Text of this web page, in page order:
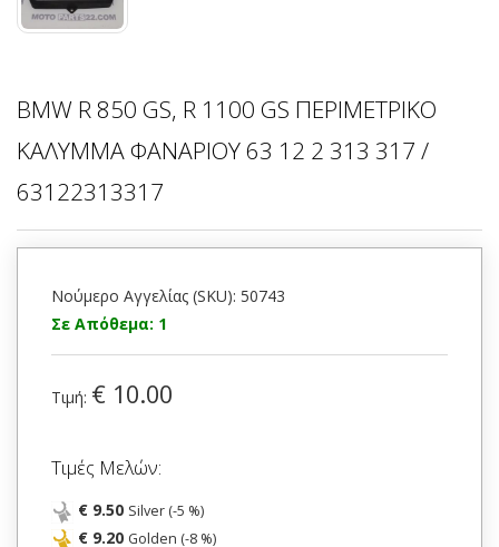
BMW R 850 GS, R 1100 GS ΠΕΡΙΜΕΤΡΙΚΟ
ΚΑΛΥΜΜΑ ΦΑΝΑΡΙΟΥ 63 12 2 313 317 /
63122313317
Νούμερο Αγγελίας (SKU): 50743
Σε Απόθεμα: 1
Τιμή: € 10.00
Τιμές Μελών:
€ 9.50 Silver (-5 %)
€ 9.20 Golden (-8 %)